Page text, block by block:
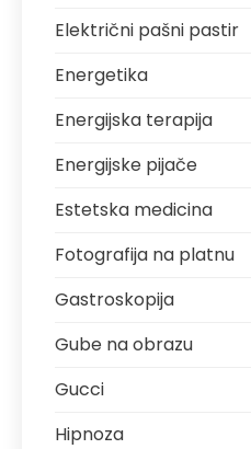
Električni pašni pastir
Energetika
Energijska terapija
Energijske pijače
Estetska medicina
Fotografija na platnu
Gastroskopija
Gube na obrazu
Gucci
Hipnoza